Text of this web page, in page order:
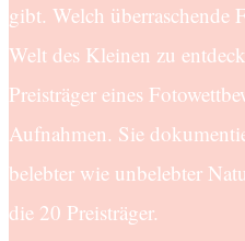
gibt. Welch überraschende
Welt des Kleinen zu
Preisträger eines
Aufnahmen. Sie
belebter wie unbelebter
die 20 Preisträger.